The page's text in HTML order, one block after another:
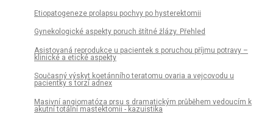
Etiopatogeneze prolapsu pochvy po hysterektomii
Gynekologické aspekty poruch štítné žlázy. Přehled
Asistovaná reprodukce u pacientek s poruchou příjmu potravy –
klinické a etické aspekty
Současný výskyt koetánního teratomu ovaria a vejcovodu u
pacientky s torzí adnex
Masivní angiomatóza prsu s dramatickým průběhem vedoucím k
akutní totální mastektomii - kazuistika